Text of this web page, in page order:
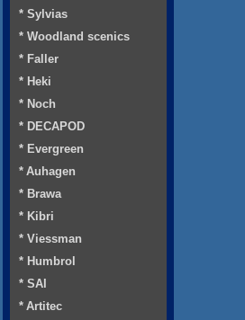
* Sylvias
* Woodland scenics
* Faller
* Heki
* Noch
* DECAPOD
* Evergreen
* Auhagen
* Brawa
* Kibri
* Viessman
* Humbrol
* SAI
* Artitec